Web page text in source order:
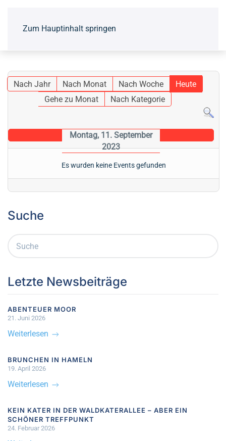
Zum Hauptinhalt springen
Nach Jahr Nach Monat Nach Woche
Heute
Gehe zu Monat
Nach Kategorie
Montag, 11. September
2023
Es wurden keine Events gefunden
Suche
Letzte Newsbeiträge
ABENTEUER MOOR
21. Juni 2026
Weiterlesen
BRUNCHEN IN HAMELN
19. April 2026
Weiterlesen
KEIN KATER IN DER WALDKATERALLEE – ABER EIN
SCHÖNER TREFFPUNKT
24. Februar 2026